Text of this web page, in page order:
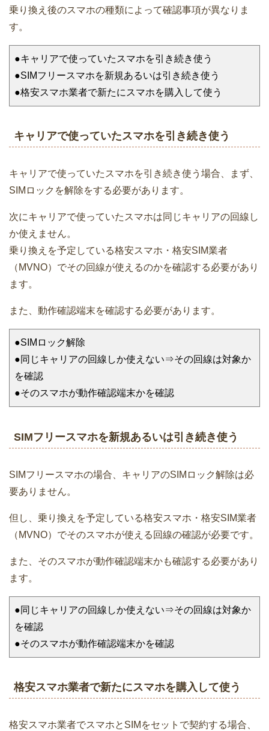
乗り換え後のスマホの種類によって確認事項が異なりま
す。
●キャリアで使っていたスマホを引き続き使う
●SIMフリースマホを新規あるいは引き続き使う
●格安スマホ業者で新たにスマホを購入して使う
キャリアで使っていたスマホを引き続き使う
キャリアで使っていたスマホを引き続き使う場合、まず、
SIMロックを解除をする必要があります。
次にキャリアで使っていたスマホは同じキャリアの回線し
か使えません。
乗り換えを予定している格安スマホ・格安SIM業者
（MVNO）でその回線が使えるのかを確認する必要があり
ます。
また、動作確認端末を確認する必要があります。
●SIMロック解除
●同じキャリアの回線しか使えない⇒その回線は対象か
を確認
●そのスマホが動作確認端末かを確認
SIMフリースマホを新規あるいは引き続き使う
SIMフリースマホの場合、キャリアのSIMロック解除は必
要ありません。
但し、乗り換えを予定している格安スマホ・格安SIM業者
（MVNO）でそのスマホが使える回線の確認が必要です。
また、そのスマホが動作確認端末かも確認する必要があり
ます。
●同じキャリアの回線しか使えない⇒その回線は対象か
を確認
●そのスマホが動作確認端末かを確認
格安スマホ業者で新たにスマホを購入して使う
格安スマホ業者でスマホとSIMをセットで契約する場合、